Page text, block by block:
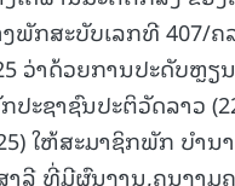
ພັກສະບັບເລກທີ 407/ຄ
ວ່າດ້ວຍການປະດັບຫຼຽ
ປະຊາຊົນປະຕິວັດລາວ
ໃຫ້ສະມາຊິກພັກ ບຳນ
າລີ ທີ່ມີຜົນງານ,ຄຸນງາມ